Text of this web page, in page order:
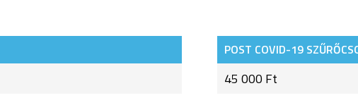
POST COVID-19
45 000 Ft